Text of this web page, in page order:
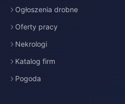
Ogłoszenia drobne
Oferty pracy
Nekrologi
Katalog firm
Pogoda